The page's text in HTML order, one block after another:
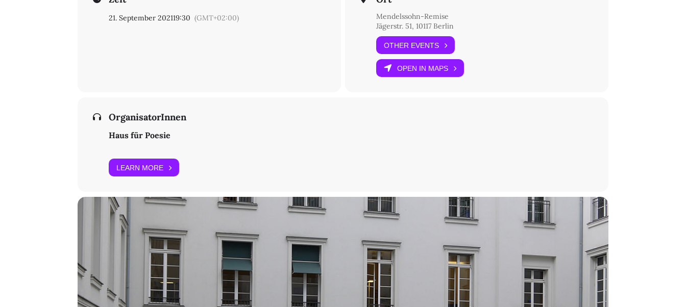
21. September 202119:30 (GMT+02:00)
Mendelssohn-Remise
Jägerstr. 51, 10117 Berlin
OTHER EVENTS
OPEN IN MAPS
OrganisatorInnen
Haus für Poesie
LEARN MORE